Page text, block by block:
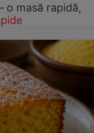
o masă rapidă,